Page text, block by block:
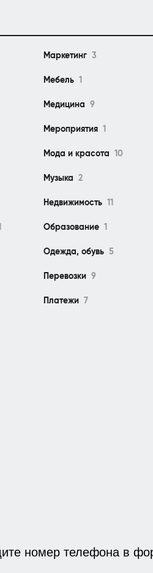
Маркетинг 3
Мебель 1
Медицина 9
Мероприятия 1
Мода и красота 10
Музыка 2
Недвижимость 11
Образование 1
Одежда, обувь 5
Перевозки 9
Платежи 7
номер телефона в